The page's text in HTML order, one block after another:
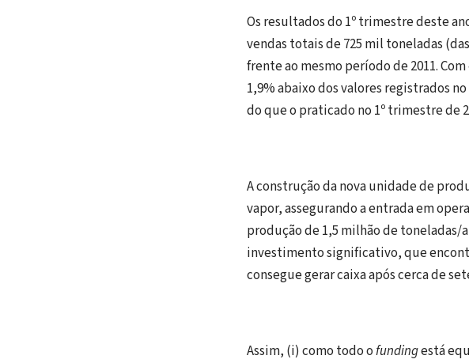
Os resultados do 1º trimestre deste
vendas totais de 725 mil toneladas
frente ao mesmo período de 2011.
1,9% abaixo dos valores registrados
do que o praticado no 1º trimestre de
A construção da nova unidade de
vapor, assegurando a entrada em
produção de 1,5 milhão de toneladas/
investimento significativo, que
consegue gerar caixa após cerca de
Assim, (i) como todo ofundingestá